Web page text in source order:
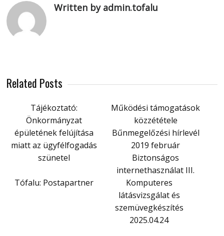
Written by admin.tofalu
Related Posts
Tájékoztató:
Önkormányzat
épületének felújítása
miatt az ügyfélfogadás
szünetel
Működési támogatások
közzététele
Bűnmegelőzési hírlevél
2019 február
Biztonságos
internethasználat III.
Tófalu: Postapartner
Komputeres
látásvizsgálat és
szemüvegkészítés
2025.04.24